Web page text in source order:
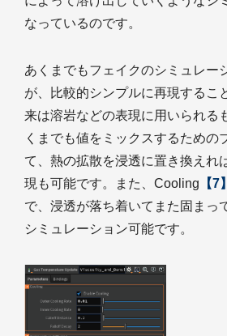
なっているのです。
あくまでもフェイクのシミュレー
が、比較的シンプルに再現するこ
来は溶岩などの表現に用いられる
くまでも値をミックスするための
て、熱の拡散を浸透に置き換えれ
現も可能です。また、Cooling 【7】
で、浸透が落ち着いてまた固まっ
シミュレーション可能です。